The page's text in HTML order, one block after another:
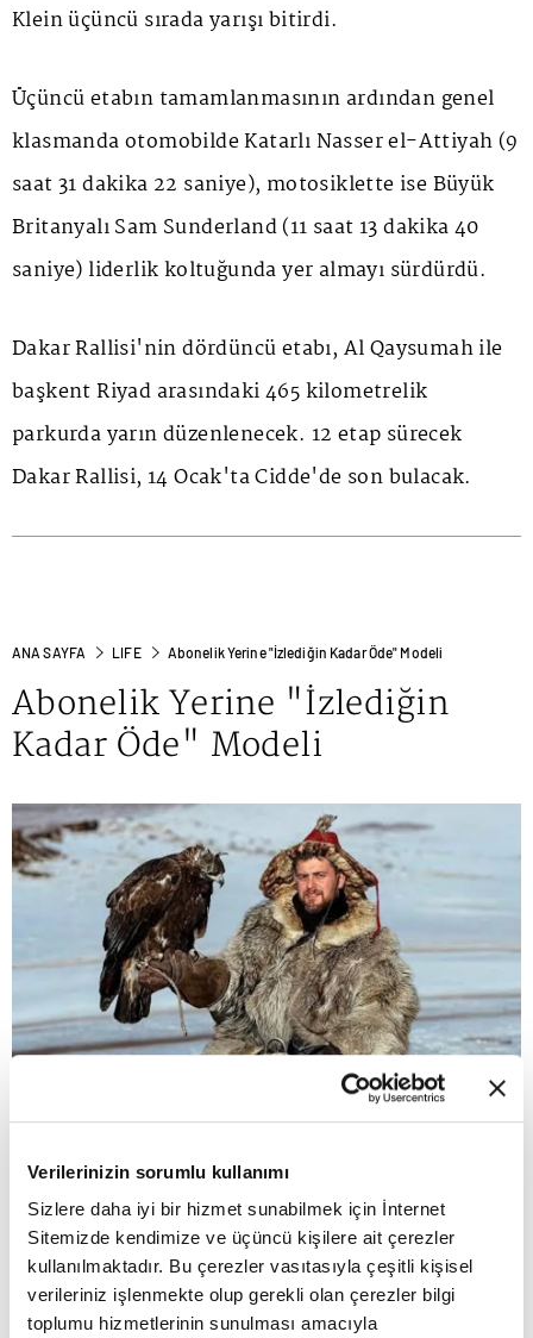
Verilerinizin sorumlu kullanımı
Sizlere daha iyi bir hizmet sunabilmek için İnternet
Sitemizde kendimize ve üçüncü kişilere ait çerezler
kullanılmaktadır. Bu çerezler vasıtasıyla çeşitli kişisel
verileriniz işlenmekte olup gerekli olan çerezler bilgi
toplumu hizmetlerinin sunulması amacıyla
Klein üçüncü sırada yarışı bitirdi.
Üçüncü etabın tamamlanmasının ardından genel
klasmanda otomobilde Katarlı Nasser el-Attiyah (9
saat 31 dakika 22 saniye), motosiklette ise Büyük
Britanyalı Sam Sunderland (11 saat 13 dakika 40
saniye) liderlik koltuğunda yer almayı sürdürdü.
Dakar Rallisi'nin dördüncü etabı, Al Qaysumah ile
başkent Riyad arasındaki 465 kilometrelik
parkurda yarın düzenlenecek. 12 etap sürecek
Dakar Rallisi, 14 Ocak'ta Cidde'de son bulacak.
ANA SAYFA LIFE Abonelik Yerine "İzlediğin Kadar Öde" Modeli
Abonelik Yerine "İzlediğin
Kadar Öde" Modeli
11:38 - 24.07.2026, Cuma
Dünyanın ilk "izlediğin kadar öde" yayın